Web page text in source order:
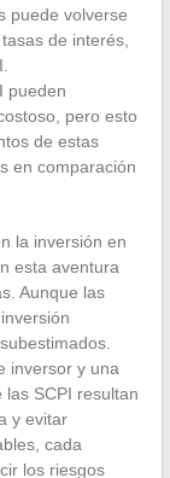
puede volverse
de interés,
pueden
pero esto
de estas
en comparación
la inversión en
esta aventura
Aunque las
inversor y una
SCPI resultan
y evitar
cada
los riesgos